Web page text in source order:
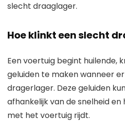
slecht draaglager.
Hoe klinkt een slecht
Een voertuig begint huilende,
geluiden te maken wanneer
dragerlager. Deze geluiden
afhankelijk van de snelheid
met het voertuig rijdt.